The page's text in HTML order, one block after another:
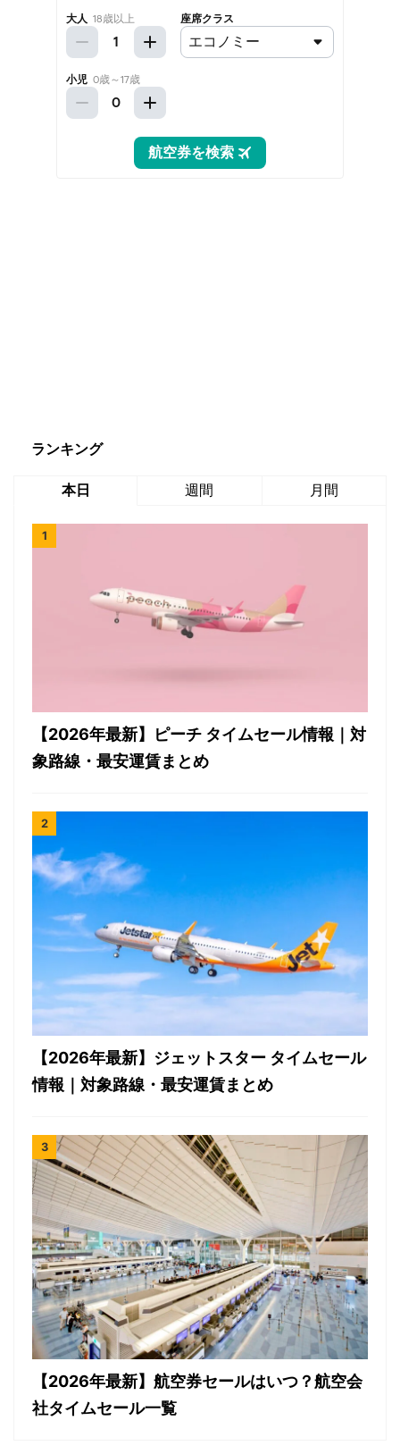
ランキング
本日 週間 月間
【2026年最新】ピーチ タイムセール情報｜対
象路線・最安運賃まとめ
【2026年最新】ジェットスター タイムセール
情報｜対象路線・最安運賃まとめ
【2026年最新】航空券セールはいつ？航空会
社タイムセール一覧